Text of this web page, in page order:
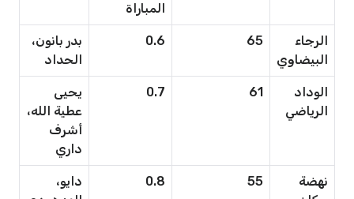
المباراة
الرجاء
البيضاوي
65
0.6
بدر بانون،
الحداد
الوداد
الرياضي
61
0.7
يحيى
عطية الله،
أشرف
داري
نهضة
55
0.8
دايو،